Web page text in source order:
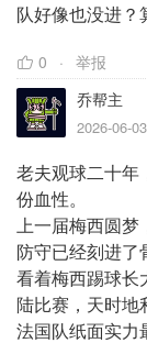
队好像也没进？
0
举报
乔帮主
2026-06-
老夫观球二十年
份血性。
上一届梅西圆
防守已经刻进
看着梅西踢球长
陆比赛，天时地
法国队纸面实力